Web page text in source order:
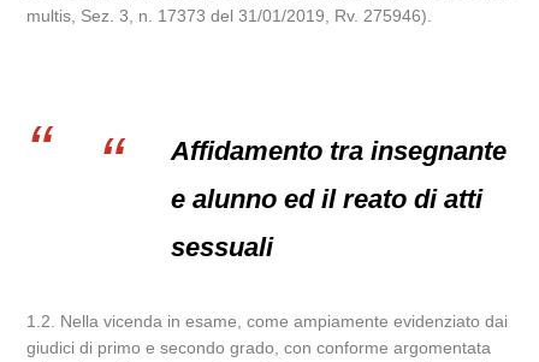
multis, Sez. 3, n. 17373 del 31/01/2019, Rv. 275946).
Affidamento tra insegnante
e alunno ed il reato di atti
sessuali
1.2. Nella vicenda in esame, come ampiamente evidenziato dai
giudici di primo e secondo grado, con conforme argomentata